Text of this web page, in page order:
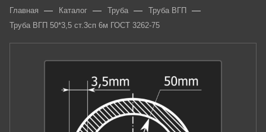
Главная — Каталог — Труба — Труба ВГП —
Труба ВГП 50*3,5 ст.3сп 6м ГОСТ 3262-75